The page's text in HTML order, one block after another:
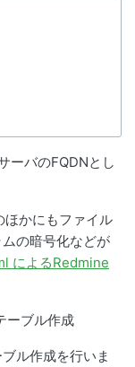
ーバのFQDNとし
かにもファイル
の暗号化などが
によるRedmine
ーブル作成
ル作成を行いま